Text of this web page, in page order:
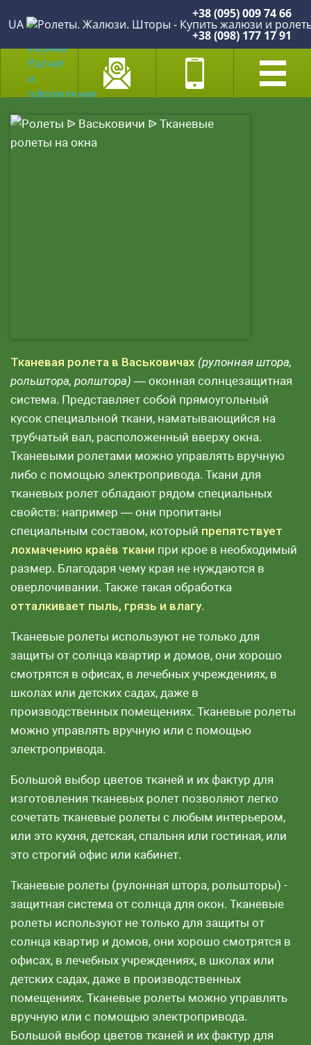
UA
+38 (095) 009 74 66
+38 (098) 177 17 91
Тканевая ролета в Васьковичах (рулонная штора,
рольштора, ролштора) — оконная солнцезащитная
система. Представляет собой прямоугольный
кусок специальной ткани, наматывающийся на
трубчатый вал, расположенный вверху окна.
Тканевыми ролетами можно управлять вручную
либо с помощью электропривода. Ткани для
тканевых ролет обладают рядом специальных
свойств: например — они пропитаны
специальным составом, который препятствует
лохмачению краёв ткани при крое в необходимый
размер. Благодаря чему края не нуждаются в
оверлочивании. Также такая обработка
отталкивает пыль, грязь и влагу.
Тканевые ролеты используют не только для
защиты от солнца квартир и домов, они хорошо
смотрятся в офисах, в лечебных учреждениях, в
школах или детских садах, даже в
производственных помещениях. Тканевые ролеты
можно управлять вручную или с помощью
электропривода.
Большой выбор цветов тканей и их фактур для
изготовления тканевых ролет позволяют легко
сочетать тканевые ролеты с любым интерьером,
или это кухня, детская, спальня или гостиная, или
это строгий офис или кабинет.
Тканевые ролеты (рулонная штора, рольшторы) -
защитная система от солнца для окон. Тканевые
ролеты используют не только для защиты от
солнца квартир и домов, они хорошо смотрятся в
офисах, в лечебных учреждениях, в школах или
детских садах, даже в производственных
помещениях. Тканевые ролеты можно управлять
вручную или с помощью электропривода.
Большой выбор цветов тканей и их фактур для